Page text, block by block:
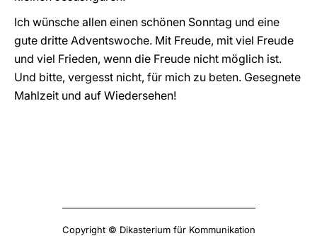
Ich wünsche allen einen schönen Sonntag und eine
gute dritte Adventswoche. Mit Freude, mit viel Freude
und viel Frieden, wenn die Freude nicht möglich ist.
Und bitte, vergesst nicht, für mich zu beten. Gesegnete
Mahlzeit und auf Wiedersehen!
Copyright © Dikasterium für Kommunikation